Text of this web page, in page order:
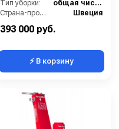
Тип уборки:
общая чистка полов
Страна-производитель:
Швеция
393 000 руб.
⚡ В корзину